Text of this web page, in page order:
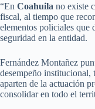
“En Coahuila no existe
fiscal, al tiempo que
elementos policiales que
seguridad en la entidad.
Fernández Montañez
desempeño institucional,
aparten de la actuación
consolidar en todo el